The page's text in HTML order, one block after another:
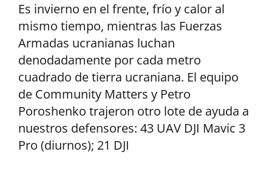
Es invierno en el frente, frío y calor al
mismo tiempo, mientras las Fuerzas
Armadas ucranianas luchan
denodadamente por cada metro
cuadrado de tierra ucraniana. El equipo
de Community Matters y Petro
Poroshenko trajeron otro lote de ayuda a
nuestros defensores: 43 UAV DJI Mavic 3
Pro (diurnos); 21 DJI